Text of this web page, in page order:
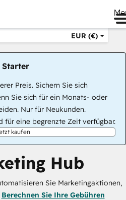
EUR (€)
Starter
Preis. Sichern Sie sich
Sie sich für ein Monats- oder
Nur für Neukunden.
für eine begrenzte Zeit verfügbar.
kaufen
Hub
Sie Marketingaktionen,
Berechnen Sie Ihre Gebühren